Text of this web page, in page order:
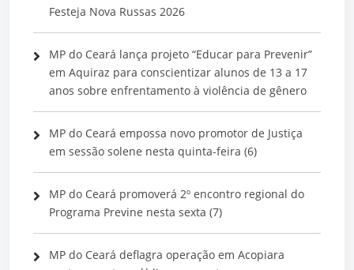
Festeja Nova Russas 2026
MP do Ceará lança projeto “Educar para Prevenir”
em Aquiraz para conscientizar alunos de 13 a 17
anos sobre enfrentamento à violência de gênero
MP do Ceará empossa novo promotor de Justiça
em sessão solene nesta quinta-feira (6)
MP do Ceará promoverá 2º encontro regional do
Programa Previne nesta sexta (7)
MP do Ceará deflagra operação em Acopiara